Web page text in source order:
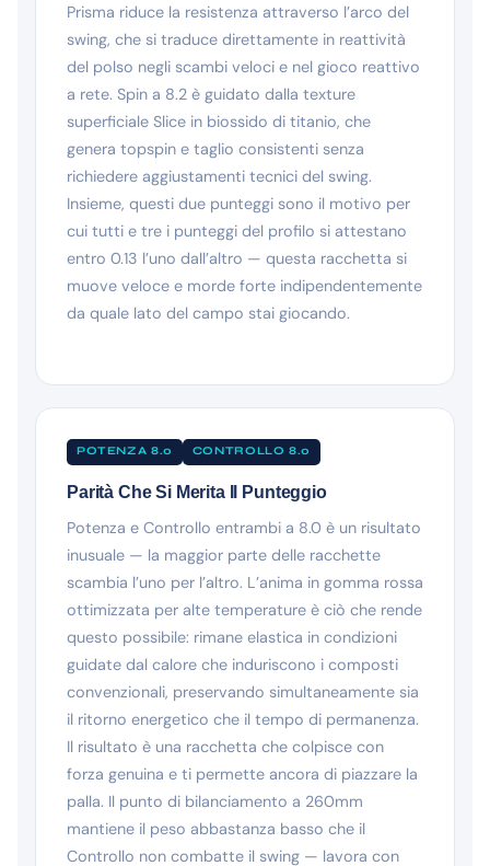
Prisma riduce la resistenza attraverso l’arco del
swing, che si traduce direttamente in reattività
del polso negli scambi veloci e nel gioco reattivo
a rete. Spin a 8.2 è guidato dalla texture
superficiale Slice in biossido di titanio, che
genera topspin e taglio consistenti senza
richiedere aggiustamenti tecnici del swing.
Insieme, questi due punteggi sono il motivo per
cui tutti e tre i punteggi del profilo si attestano
entro 0.13 l’uno dall’altro — questa racchetta si
muove veloce e morde forte indipendentemente
da quale lato del campo stai giocando.
POTENZA 8.0 CONTROLLO 8.0
Parità Che Si Merita Il Punteggio
Potenza e Controllo entrambi a 8.0 è un risultato
inusuale — la maggior parte delle racchette
scambia l’uno per l’altro. L’anima in gomma rossa
ottimizzata per alte temperature è ciò che rende
questo possibile: rimane elastica in condizioni
guidate dal calore che induriscono i composti
convenzionali, preservando simultaneamente sia
il ritorno energetico che il tempo di permanenza.
Il risultato è una racchetta che colpisce con
forza genuina e ti permette ancora di piazzare la
palla. Il punto di bilanciamento a 260mm
mantiene il peso abbastanza basso che il
Controllo non combatte il swing — lavora con